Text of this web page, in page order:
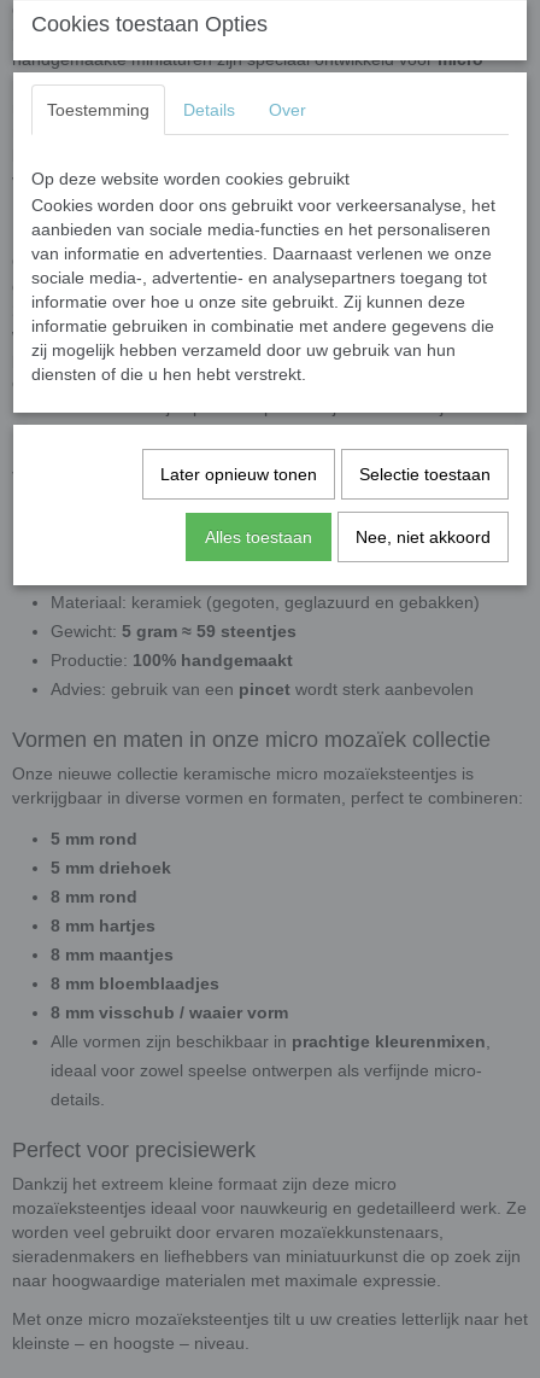
Ontdek onze exclusieve collectie
kleinste keramische mozaïeksteentjes ter wereld. Deze
handgemaakte miniaturen zijn speciaal ontwikkeld voormicro
mozaïek,mozaïek sieraden
mozaïekkunst en miniatuurtoepassingen zoals
mini-meubels
. Micro en nano mozaïek zijn dé nieuwste trends
voor detail en precisie.
Handgemaakt vakmanschap van keramiek
Onze micro mozaïeksteentjes worden stuk voor stukgegoten,
geglazuurd en gebakken aardewerk, gestookt op maar liefst
1.060°C. Tijdens het bakproces vloeit het glazuur licht omhoog,
waardoor een subtielbol oppervlak ontstaat. Dit zorgt voor een
prachtige lichtreflectie vanuit alle hoeken en geeft uw mozaïekwerk
een levendige, luxe uitstraling.
moeilijk te vervaardigenen daarmee bijzonder exclusief.
Technische specificaties
Materiaal: keramiek (gegoten, geglazuurd en gebakken)
Gewicht: 5 gram ≈ 59 steentjes
Productie: 100% handgemaakt
Advies: gebruik van een pincet wordt sterk aanbevolen
Vormen en maten in onze micro mozaïek collectie
Onze nieuwe collectie keramische micro mozaïeksteentjes is
verkrijgbaar in diverse vormen en formaten, perfect te combineren:
5 mm rond
5 mm driehoek
8 mm rond
8 mm hartjes
8 mm maantjes
8 mm bloemblaadjes
8 mm visschub / waaier vorm
Alle vormen zijn beschikbaar in prachtige kleurenmixen
ideaal voor zowel speelse ontwerpen als verfijnde micro-
details.
Perfect voor precisiewerk
Dankzij het extreem kleine formaat zijn deze micro
mozaïeksteentjes ideaal voor nauwkeurig en gedetailleerd werk. Ze
worden veel gebruikt door ervaren mozaïekkunstenaars,
sieradenmakers en liefhebbers van miniatuurkunst die op zoek zijn
naar hoogwaardige materialen met maximale expressie.
Met onze micro mozaïeksteentjes tilt u uw creaties letterlijk naar het
kleinste – en hoogste – niveau.
Cookies toestaan Opties
Toestemming Details Over
Op deze website worden cookies gebruikt
Cookies worden door ons gebruikt voor verkeersanalyse, het
aanbieden van sociale media-functies en het personaliseren
van informatie en advertenties. Daarnaast verlenen we onze
sociale media-, advertentie- en analysepartners toegang tot
informatie over hoe u onze site gebruikt. Zij kunnen deze
informatie gebruiken in combinatie met andere gegevens die
zij mogelijk hebben verzameld door uw gebruik van hun
diensten of die u hen hebt verstrekt.
Later opnieuw tonen Selectie toestaan
Alles toestaan Nee, niet akkoord